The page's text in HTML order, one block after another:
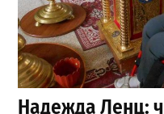
Надежда Ленц: